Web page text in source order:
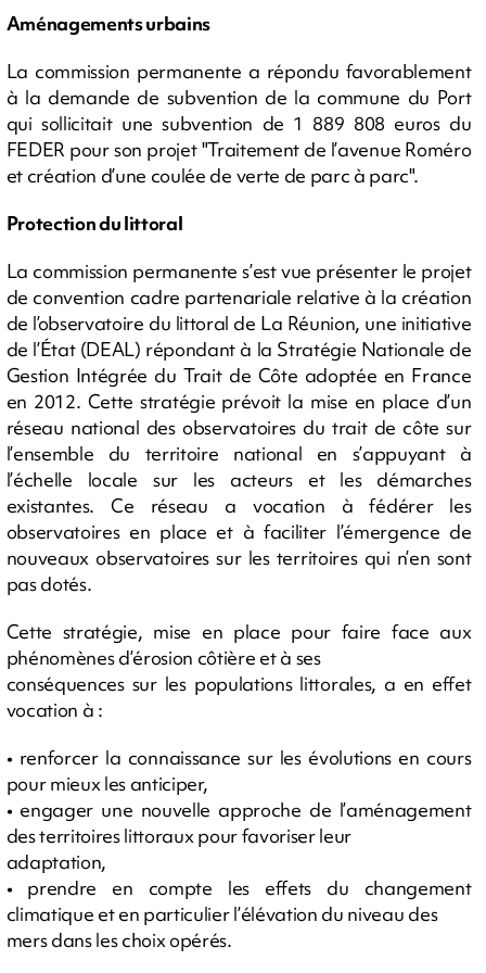
Aménagements urbains
La commission permanente a répondu favorablement
à la demande de subvention de la commune du Port
qui sollicitait une subvention de 1 889 808 euros du
FEDER pour son projet "Traitement de l’avenue Roméro
et création d’une coulée de verte de parc à parc".
Protection du littoral
La commission permanente s’est vue présenter le projet
de convention cadre partenariale relative à la création
de l’observatoire du littoral de La Réunion, une initiative
de l’État (DEAL) répondant à la Stratégie Nationale de
Gestion Intégrée du Trait de Côte adoptée en France
en 2012. Cette stratégie prévoit la mise en place d’un
réseau national des observatoires du trait de côte sur
l’ensemble du territoire national en s’appuyant à
l’échelle locale sur les acteurs et les démarches
existantes. Ce réseau a vocation à fédérer les
observatoires en place et à faciliter l’émergence de
nouveaux observatoires sur les territoires qui n’en sont
pas dotés.
Cette stratégie, mise en place pour faire face aux
phénomènes d’érosion côtière et à ses
conséquences sur les populations littorales, a en effet
vocation à :
• renforcer la connaissance sur les évolutions en cours
pour mieux les anticiper,
• engager une nouvelle approche de l’aménagement
des territoires littoraux pour favoriser leur
adaptation,
• prendre en compte les effets du changement
climatique et en particulier l’élévation du niveau des
mers dans les choix opérés.